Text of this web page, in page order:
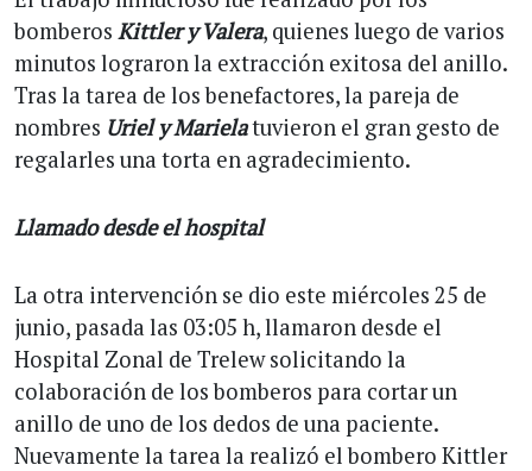
bomberos Kittler y Valera, quienes luego de varios
minutos lograron la extracción exitosa del anillo.
Tras la tarea de los benefactores, la pareja de
nombres Uriel y Marielatuvieron el gran gesto de
regalarles una torta en agradecimiento.
Llamado desde el hospital
La otra intervención se dio este miércoles 25 de
junio, pasada las 03:05 h, llamaron desde el
Hospital Zonal de Trelew solicitando la
colaboración de los bomberos para cortar un
anillo de uno de los dedos de una paciente.
Nuevamente la tarea la realizó el bombero Kittler